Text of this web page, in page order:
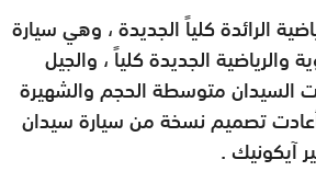
الرائدة كلياً الجديدة ، وهي سيارة
والرياضية الجديدة كلياً ، والجيل
السيدان متوسطة الحجم والشهيرة
، أعادت تصميم نسخة من سيارة سيدان
آيكونيك .